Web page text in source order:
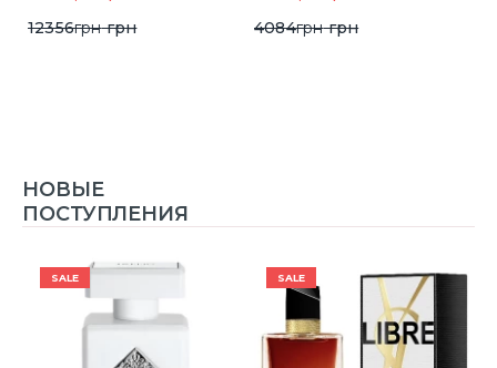
12356грнгрн
4084грнгрн
НОВЫЕ
ПОСТУПЛЕНИЯ
SALE SALE